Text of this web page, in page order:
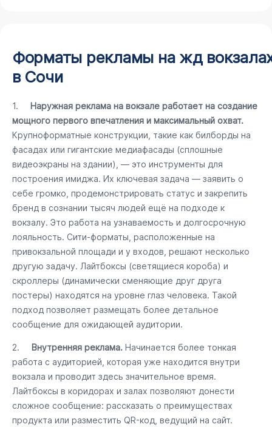
Форматы рекламы на жд
в Сочи
1. Наружная реклама на вокзале работает на создание
мощного первого впечатления и максимальный охват.
Крупноформатные конструкции, такие как билборды на
фасадах или гигантские медиафасады (сплошные
видеоэкраны на здании), — это инструменты для
построения имиджа. Их ключевая задача — заявить о
себе громко, продемонстрировать статус и закрепить
бренд в сознании тысяч людей ещё на подходе к
вокзалу. Это работа на узнаваемость и долгосрочную
лояльность. Сити-форматы, расположенные на
привокзальной площади и у входов, решают несколько
другую задачу. Лайтбоксы (светящиеся короба) и
скроллеры (динамически сменяющие друг друга
постеры) находятся на уровне глаз человека. Такой
подход позволяет размещать более детальное
сообщение для ожидающей аудитории.
2. Внутренняя реклама. Начинается более тонкая
работа с аудиторией, которая уже находится внутри
вокзала и проводит здесь значительное время.
Лайтбоксы в коридорах и залах позволяют донести
сложное сообщение: рассказать о преимуществах
продукта или разместить QR-код, ведущий на сайт.